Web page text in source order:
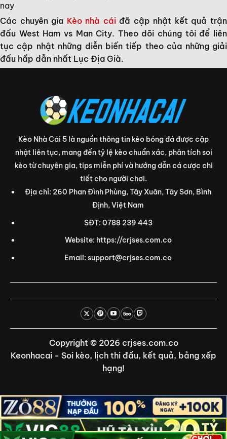
nay
Các chuyên gia Kèo nhà cáiđã cập nhật kết quả trận
đấu West Ham vs Man City. Theo dõi chúng tôi để liên
tục cập nhật những diễn biến tiếp theo của những giải
đấu hấp dẫn nhất Lục Địa Già.
Kèo Nhà Cái 5 là nguồn thông tin kèo bóng đá được cập
nhật liên tục, mang đến tỷ lệ kèo chuẩn xác, phân tích soi
kèo từ chuyên gia, tips miễn phí và hướng dẫn cá cược chi
tiết cho người chơi.
Địa chỉ: 260 Phan Đình Phùng, Tây Xuân, Tây Sơn, Bình
Định, Việt Nam
SĐT: 0788 239 443
Website: https://crjses.com.co
Email:support@crjses.com.co
Copyright © 2026 crjses.com.co
Keonhacai - Soi kèo, lịch thi đấu, kết quả, bảng xếp
hạng!